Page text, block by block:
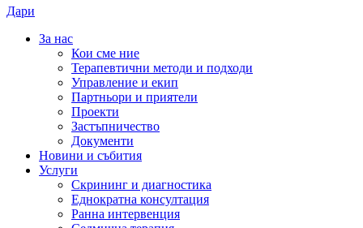
Дари
За нас
Кои сме ние
Терапевтични методи и подходи
Управление и екип
Партньори и приятели
Проекти
Застъпничество
Документи
Новини и събития
Услуги
Скрининг и диагностика
Еднократна консултация
Ранна интервенция